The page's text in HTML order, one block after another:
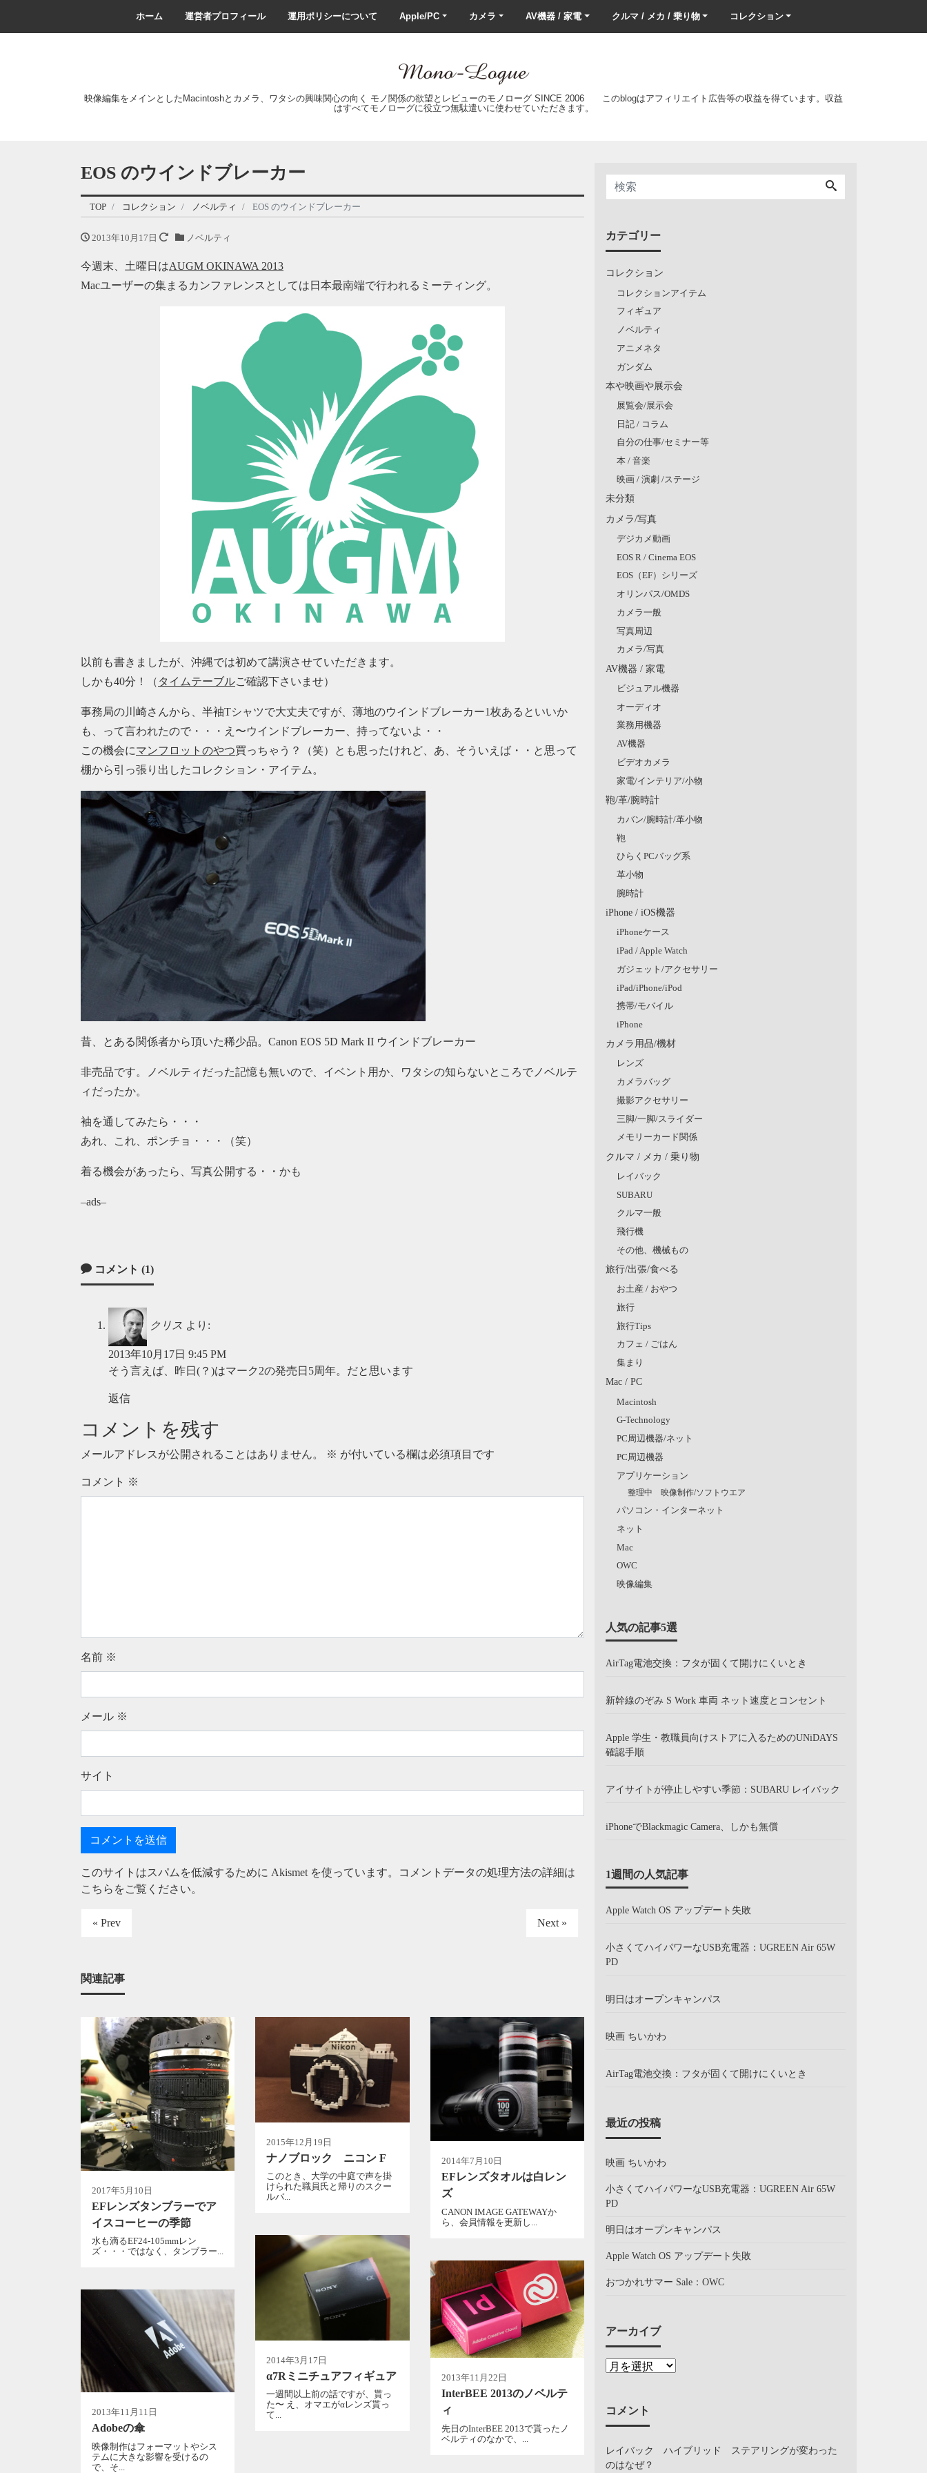
ホーム 運営者プロフィール 運用ポリシーについて Apple/PC カメラ AV機器 / 家電 クルマ / メカ / 乗り物 コレクション
映像編集をメインとしたMacintoshとカメラ、ワタシの興味関心の向く モノ関係の欲望とレビューのモノローグ SINCE 2006 このblogはアフィリエイト広告等の収益を得ています。収益
はすべてモノローグに役立つ無駄遣いに使わせていただきます。
EOS のウインドブレーカー
TOP コレクション ノベルティ EOS のウインドブレーカー
2013年10月17日 ノベルティ
今週末、土曜日はAUGM OKINAWA 2013
Macユーザーの集まるカンファレンスとしては日本最南端で行われるミーティング。
以前も書きましたが、沖縄では初めて講演させていただきます。
しかも40分！（ タイムテーブルご確認下さいませ）
事務局の川崎さんから、半袖Tシャツで大丈夫ですが、薄地のウインドブレーカー1枚あるといいか
も、って言われたので・・・え〜ウインドブレーカー、持ってないよ・・
この機会にマンフロットのやつ買っちゃう？（笑）とも思ったけれど、あ、そういえば・・と思って
棚から引っ張り出したコレクション・アイテム。
昔、とある関係者から頂いた稀少品。Canon EOS 5D Mark II ウインドブレーカー
非売品です。ノベルティだった記憶も無いので、イベント用か、ワタシの知らないところでノベルテ
ィだったか。
袖を通してみたら・・・
あれ、これ、ポンチョ・・・（笑）
着る機会があったら、写真公開する・・かも
–ads–
コメント (1)
クリス より:
2013年10月17日 9:45 PM
そう言えば、昨日(？)はマーク2の発売日5周年。だと思います
返信
コメントを残す
メールアドレスが公開されることはありません。 ※ が付いている欄は必須項目です
コメント ※
名前 ※
メール ※
サイト
このサイトはスパムを低減するために Akismet を使っています。
コメントデータの処理方法の詳細は
こちらをご覧ください。
« Prev Next »
関連記事
2017年5月10日
EFレンズタンブラーでア
イスコーヒーの季節
水も滴るEF24-105mmレン
ズ・・・ではなく、タンブラー...
2015年12月19日
ナノブロック ニコン F
このとき、大学の中庭で声を掛
けられた職員氏と帰りのスクー
ルバ...
2014年7月10日
EFレンズタオルは白レン
ズ
CANON IMAGE GATEWAYか
ら、会員情報を更新し...
2014年3月17日
α7Rミニチュアフィギュア
一週間以上前の話ですが、貰っ
た〜 え、オマエがαレンズ貰っ
て...
2013年11月22日
InterBEE 2013のノベルテ
ィ
先日のInterBEE 2013で貰ったノ
ベルティのなかで、...
2013年11月11日
Adobeの傘
映像制作はフォーマットやシス
テムに大きな影響を受けるの
で、そ...
カテゴリー
コレクション
コレクションアイテム
フィギュア
ノベルティ
アニメネタ
ガンダム
本や映画や展示会
展覧会/展示会
日記 / コラム
自分の仕事/セミナー等
本 / 音楽
映画 / 演劇 /ステージ
未分類
カメラ/写真
デジカメ動画
EOS R / Cinema EOS
EOS（EF）シリーズ
オリンパス/OMDS
カメラ一般
写真周辺
カメラ/写真
AV機器 / 家電
ビジュアル機器
オーディオ
業務用機器
AV機器
ビデオカメラ
家電/インテリア/小物
鞄/革/腕時計
カバン/腕時計/革小物
鞄
ひらくPCバッグ系
革小物
腕時計
iPhone / iOS機器
iPhoneケース
iPad / Apple Watch
ガジェット/アクセサリー
iPad/iPhone/iPod
携帯/モバイル
iPhone
カメラ用品/機材
レンズ
カメラバッグ
撮影アクセサリー
三脚/一脚/スライダー
メモリーカード関係
クルマ / メカ / 乗り物
レイバック
SUBARU
クルマ一般
飛行機
その他、機械もの
旅行/出張/食べる
お土産 / おやつ
旅行
旅行Tips
カフェ / ごはん
集まり
Mac / PC
Macintosh
G-Technology
PC周辺機器/ネット
PC周辺機器
アプリケーション
整理中 映像制作/ソフトウエア
パソコン・インターネット
ネット
Mac
OWC
映像編集
人気の記事5選
AirTag電池交換：フタが固くて開けにくいとき
新幹線のぞみ S Work 車両 ネット速度とコンセント
Apple 学生・教職員向けストアに入るためのUNiDAYS
確認手順
アイサイトが停止しやすい季節：SUBARU レイバック
iPhoneでBlackmagic Camera、しかも無償
1週間の人気記事
Apple Watch OS アップデート失敗
小さくてハイパワーなUSB充電器：UGREEN Air 65W
PD
明日はオープンキャンパス
映画 ちいかわ
AirTag電池交換：フタが固くて開けにくいとき
最近の投稿
映画 ちいかわ
小さくてハイパワーなUSB充電器：UGREEN Air 65W
PD
明日はオープンキャンパス
Apple Watch OS アップデート失敗
おつかれサマー Sale：OWC
アーカイブ
コメント
レイバック ハイブリッド ステアリングが変わった
のはなぜ？